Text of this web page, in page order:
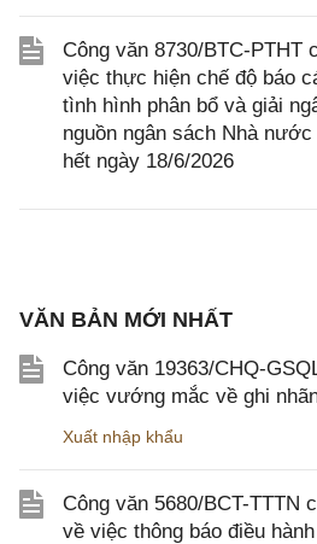
Công văn 8730/BTC-PTHT
việc thực hiện chế độ báo
tình hình phân bổ và giải
nguồn ngân sách Nhà
hết ngày 18/6/2026
VĂN BẢN MỚI NHẤT
Công văn 19363/CHQ-
việc vướng mắc về ghi
Xuất nhập khẩu
Công văn 5680/BCT-TTTN
về việc thông báo điều